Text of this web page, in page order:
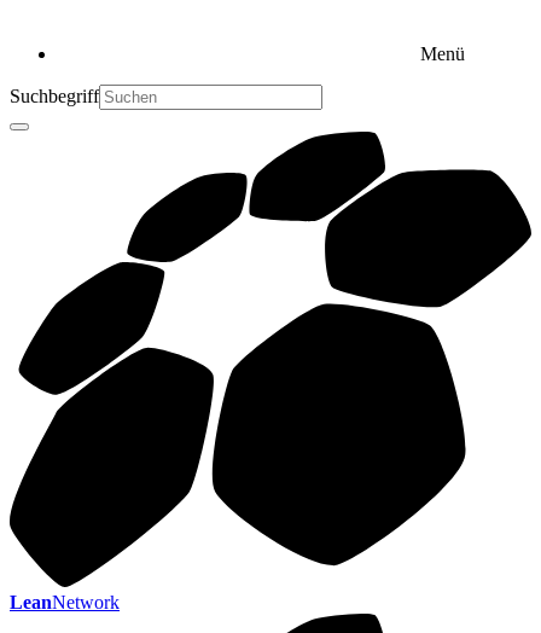
Menü
Suchbegriff
LeanNetwork